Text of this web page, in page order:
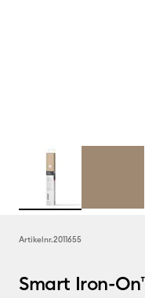
Artikelnr.2011655
Smart Iron-